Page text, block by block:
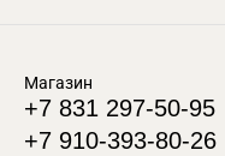
Магазин
+7 831 297-50-95
+7 910-393-80-26